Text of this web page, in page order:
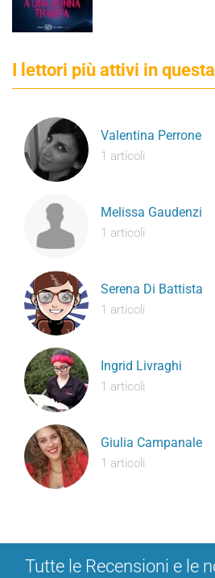
I lettori più attivi in
Valentina Perrone
1 articoli
Melissa Gaudenzi
1 articoli
Serena Di Battista
1 articoli
Ingrid Livraghi
1 articoli
Giulia Campanale
1 articoli
Tutte le Recensioni e le